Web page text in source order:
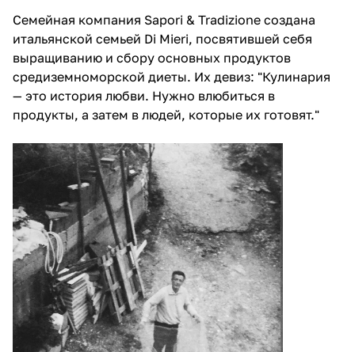
Семейная компания Sapori & Tradizione создана
итальянской семьей Di Mieri, посвятившей себя
выращиванию и сбору основных продуктов
средиземноморской диеты. Их девиз: "Кулинария
— это история любви. Нужно влюбиться в
продукты, а затем в людей, которые их готовят."